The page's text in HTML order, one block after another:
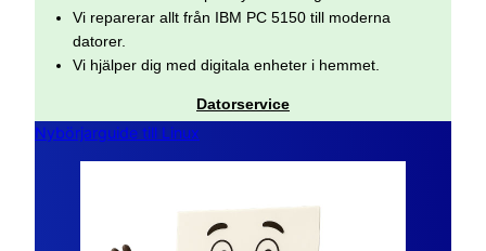
Vi reparerar allt från IBM PC 5150 till moderna
datorer.
Vi hjälper dig med digitala enheter i hemmet.
Datorservice
Nybörjarguide till Linux